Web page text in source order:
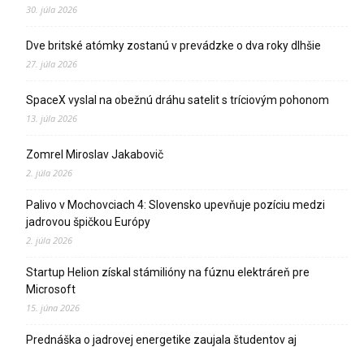
30. júla 2026
Dve britské atómky zostanú v prevádzke o dva roky dlhšie
27. júla 2026
SpaceX vyslal na obežnú dráhu satelit s tríciovým pohonom
13. júla 2026
Zomrel Miroslav Jakabovič
2. júla 2026
Palivo v Mochovciach 4: Slovensko upevňuje pozíciu medzi
jadrovou špičkou Európy
2. júla 2026
Startup Helion získal stámilióny na fúznu elektráreň pre
Microsoft
15. júna 2026
Prednáška o jadrovej energetike zaujala študentov aj